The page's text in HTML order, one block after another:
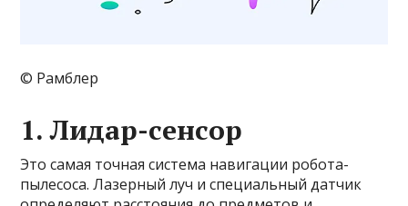
© Рамблер
1. Лидар-сенсор
Это самая точная система навигации робота-
пылесоса. Лазерный луч и специальный датчик